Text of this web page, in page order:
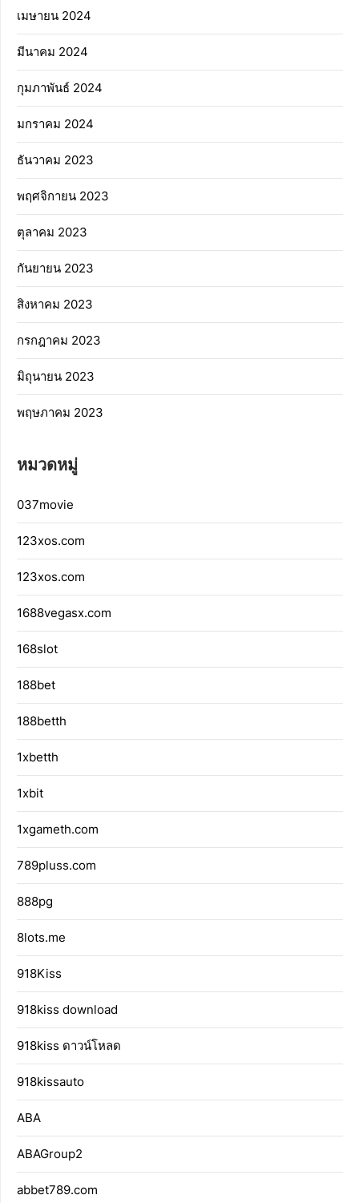
เมษายน 2024
มีนาคม 2024
กุมภาพันธ์ 2024
มกราคม 2024
ธันวาคม 2023
พฤศจิกายน 2023
ตุลาคม 2023
กันยายน 2023
สิงหาคม 2023
กรกฎาคม 2023
มิถุนายน 2023
พฤษภาคม 2023
หมวดหมู่
037movie
123xos.com
123xos.com
1688vegasx.com
168slot
188bet
188betth
1xbetth
1xbit
1xgameth.com
789pluss.com
888pg
8lots.me
918Kiss
918kiss download
918kiss ดาวน์โหลด
918kissauto
ABA
ABAGroup2
abbet789.com